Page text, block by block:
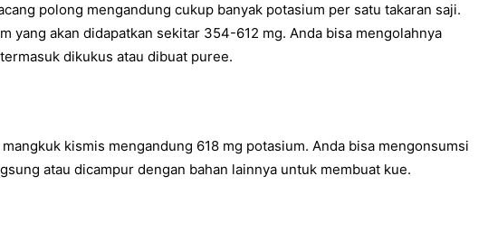
polong mengandung cukup banyak potasium per satu takaran saji.
yang akan didapatkan sekitar 354-612 mg. Anda bisa mengolahnya
dikukus atau dibuat puree.
kismis mengandung 618 mg potasium. Anda bisa mengonsumsi
atau dicampur dengan bahan lainnya untuk membuat kue.